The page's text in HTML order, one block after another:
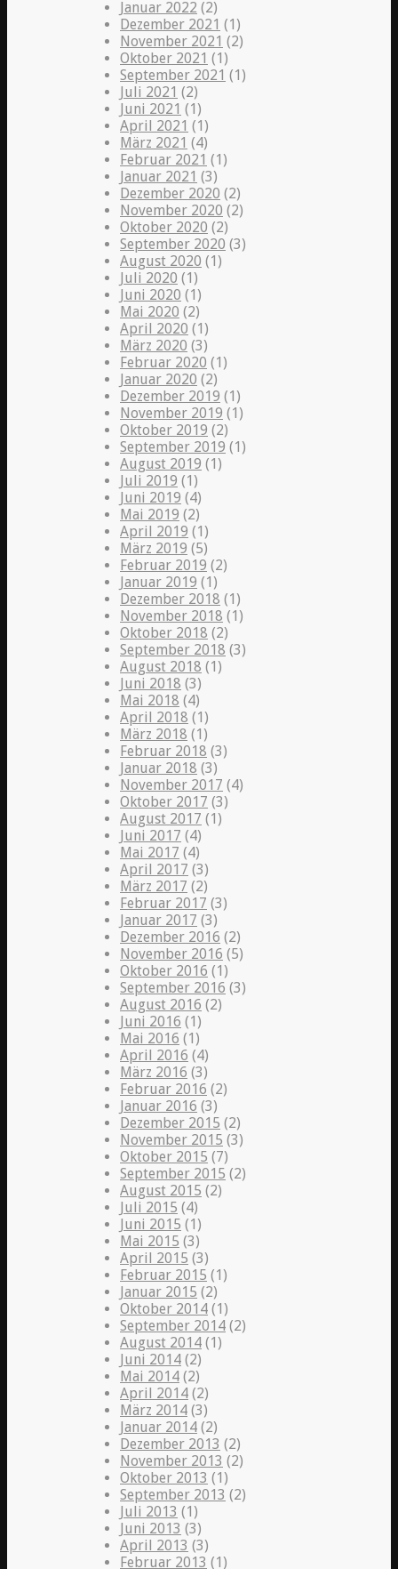
Januar 2022 (2)
Dezember 2021 (1)
November 2021 (2)
Oktober 2021 (1)
September 2021 (1)
Juli 2021 (2)
Juni 2021 (1)
April 2021 (1)
März 2021 (4)
Februar 2021 (1)
Januar 2021 (3)
Dezember 2020 (2)
November 2020 (2)
Oktober 2020 (2)
September 2020 (3)
August 2020 (1)
Juli 2020 (1)
Juni 2020 (1)
Mai 2020 (2)
April 2020 (1)
März 2020 (3)
Februar 2020 (1)
Januar 2020 (2)
Dezember 2019 (1)
November 2019 (1)
Oktober 2019 (2)
September 2019 (1)
August 2019 (1)
Juli 2019 (1)
Juni 2019 (4)
Mai 2019 (2)
April 2019 (1)
März 2019 (5)
Februar 2019 (2)
Januar 2019 (1)
Dezember 2018 (1)
November 2018 (1)
Oktober 2018 (2)
September 2018 (3)
August 2018 (1)
Juni 2018 (3)
Mai 2018 (4)
April 2018 (1)
März 2018 (1)
Februar 2018 (3)
Januar 2018 (3)
November 2017 (4)
Oktober 2017 (3)
August 2017 (1)
Juni 2017 (4)
Mai 2017 (4)
April 2017 (3)
März 2017 (2)
Februar 2017 (3)
Januar 2017 (3)
Dezember 2016 (2)
November 2016 (5)
Oktober 2016 (1)
September 2016 (3)
August 2016 (2)
Juni 2016 (1)
Mai 2016 (1)
April 2016 (4)
März 2016 (3)
Februar 2016 (2)
Januar 2016 (3)
Dezember 2015 (2)
November 2015 (3)
Oktober 2015 (7)
September 2015 (2)
August 2015 (2)
Juli 2015 (4)
Juni 2015 (1)
Mai 2015 (3)
April 2015 (3)
Februar 2015 (1)
Januar 2015 (2)
Oktober 2014 (1)
September 2014 (2)
August 2014 (1)
Juni 2014 (2)
Mai 2014 (2)
April 2014 (2)
März 2014 (3)
Januar 2014 (2)
Dezember 2013 (2)
November 2013 (2)
Oktober 2013 (1)
September 2013 (2)
Juli 2013 (1)
Juni 2013 (3)
April 2013 (3)
Februar 2013 (1)